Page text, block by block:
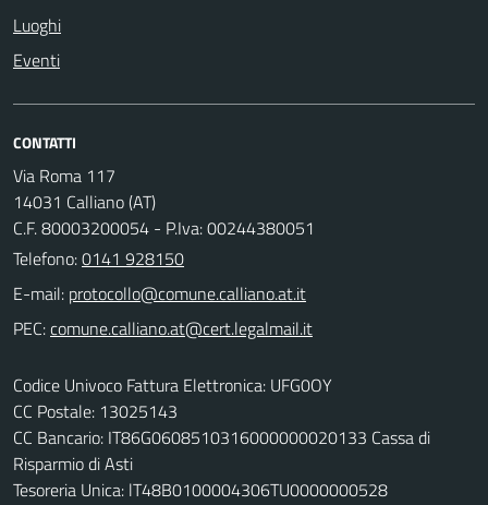
Luoghi
Eventi
CONTATTI
Via Roma 117
14031 Calliano (AT)
C.F. 80003200054 - P.Iva: 00244380051
Telefono:0141 928150
E-mail:
PEC:
Codice Univoco Fattura Elettronica: UFG0OY
CC Postale: 13025143
CC Bancario: IT86G0608510316000000020133 Cassa di
Risparmio di Asti
Tesoreria Unica: lT48B0100004306TU0000000528